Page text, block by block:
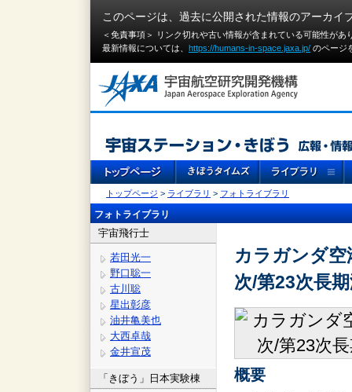
このページは、過去に公開された情報のアーカイ
＜免責事項＞ リンク切れや古い情報が含まれている可能性が
最新情報については、 https://humans-in-space.jaxa.jp/ のページ
トップページ > ライブラリ > フォトライブラリ
フォトライブラリ
宇宙飛行士
若田光一
野口聡一
古川聡
星出彰彦
油井亀美也
大西卓哉
金井宣茂
「きぼう」日本実験棟
カラガンダ
次/第23次長
概要